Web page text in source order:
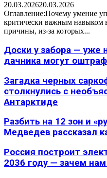
20.03.202620.03.2026
Оглавление:Почему умение
критически важным навыком
причины, из-за которых...
Доски у забора — уже
дачника могут
Загадка черных
столкнулись с
Антарктиде
Разбить на 12 зон и
Медведев рассказал
Россия построит
2036 году — зачем